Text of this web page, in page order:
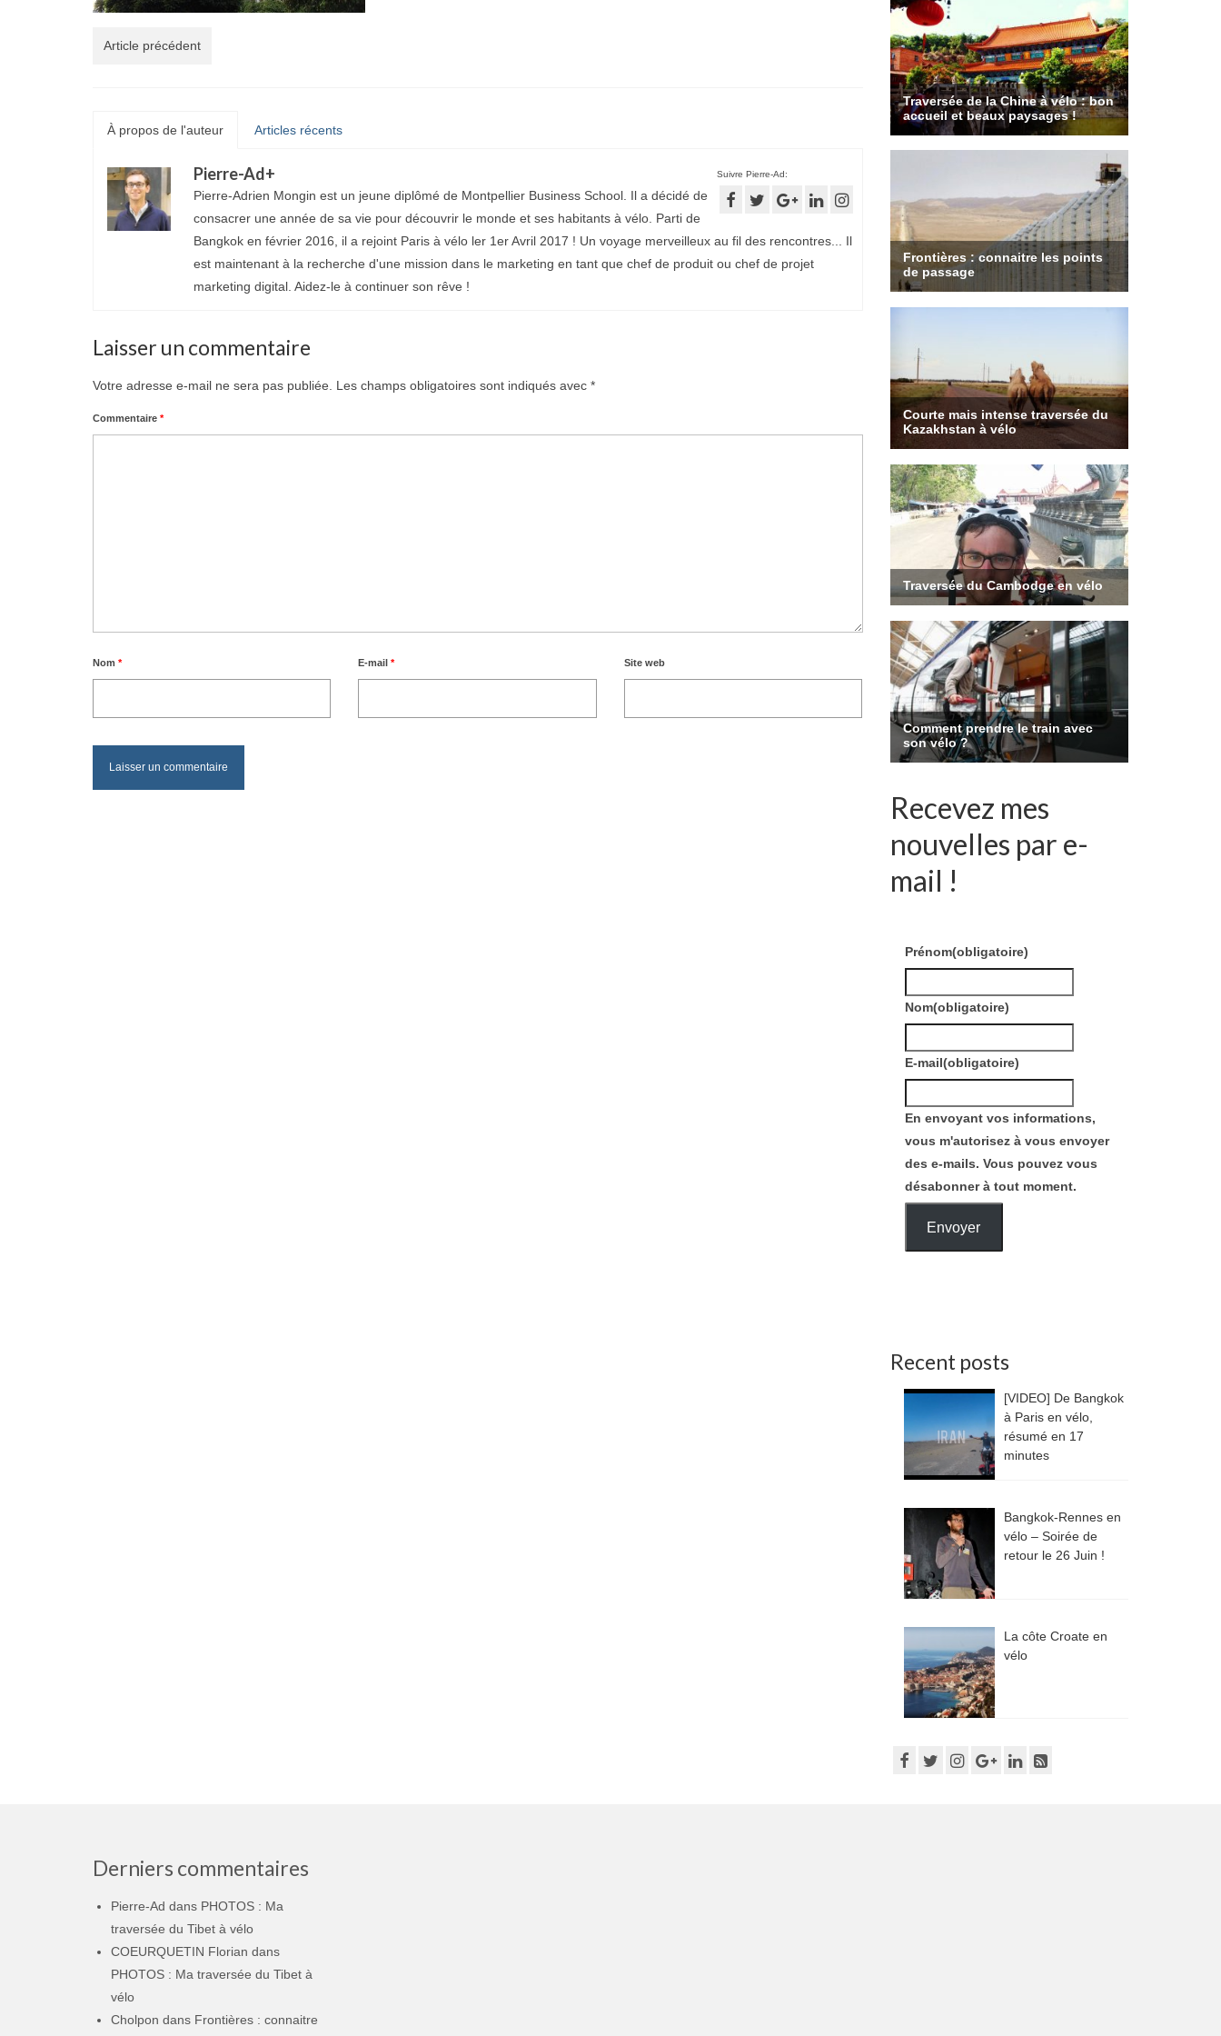
Article précédent
À propos de l'auteur Articles récents
Suivre Pierre-Ad:
Pierre-Ad+
Pierre-Adrien Mongin est un jeune diplômé de Montpellier Business School. Il a décidé de
consacrer une année de sa vie pour découvrir le monde et ses habitants à vélo. Parti de
Bangkok en février 2016, il a rejoint Paris à vélo ler 1er Avril 2017 ! Un voyage merveilleux au fil des rencontres... Il
est maintenant à la recherche d'une mission dans le marketing en tant que chef de produit ou chef de projet
marketing digital. Aidez-le à continuer son rêve !
Laisser un commentaire
Votre adresse e-mail ne sera pas publiée. Les champs obligatoires sont indiqués avec *
Commentaire *
Nom * E-mail* Site web
Recevez mes
nouvelles par e-
mail !
Prénom(obligatoire)
Nom(obligatoire)
E-mail(obligatoire)
En envoyant vos informations,
vous m'autorisez à vous envoyer
des e-mails. Vous pouvez vous
désabonner à tout moment.
Envoyer
Recent posts
[VIDEO] De Bangkok
à Paris en vélo,
résumé en 17
minutes
Bangkok-Rennes en
vélo – Soirée de
retour le 26 Juin !
La côte Croate en
vélo
Derniers commentaires
Pierre-Ad dans PHOTOS : Ma
traversée du Tibet à vélo
COEURQUETIN Florian dans
PHOTOS : Ma traversée du Tibet à
vélo
Cholpon dans Frontières : connaitre